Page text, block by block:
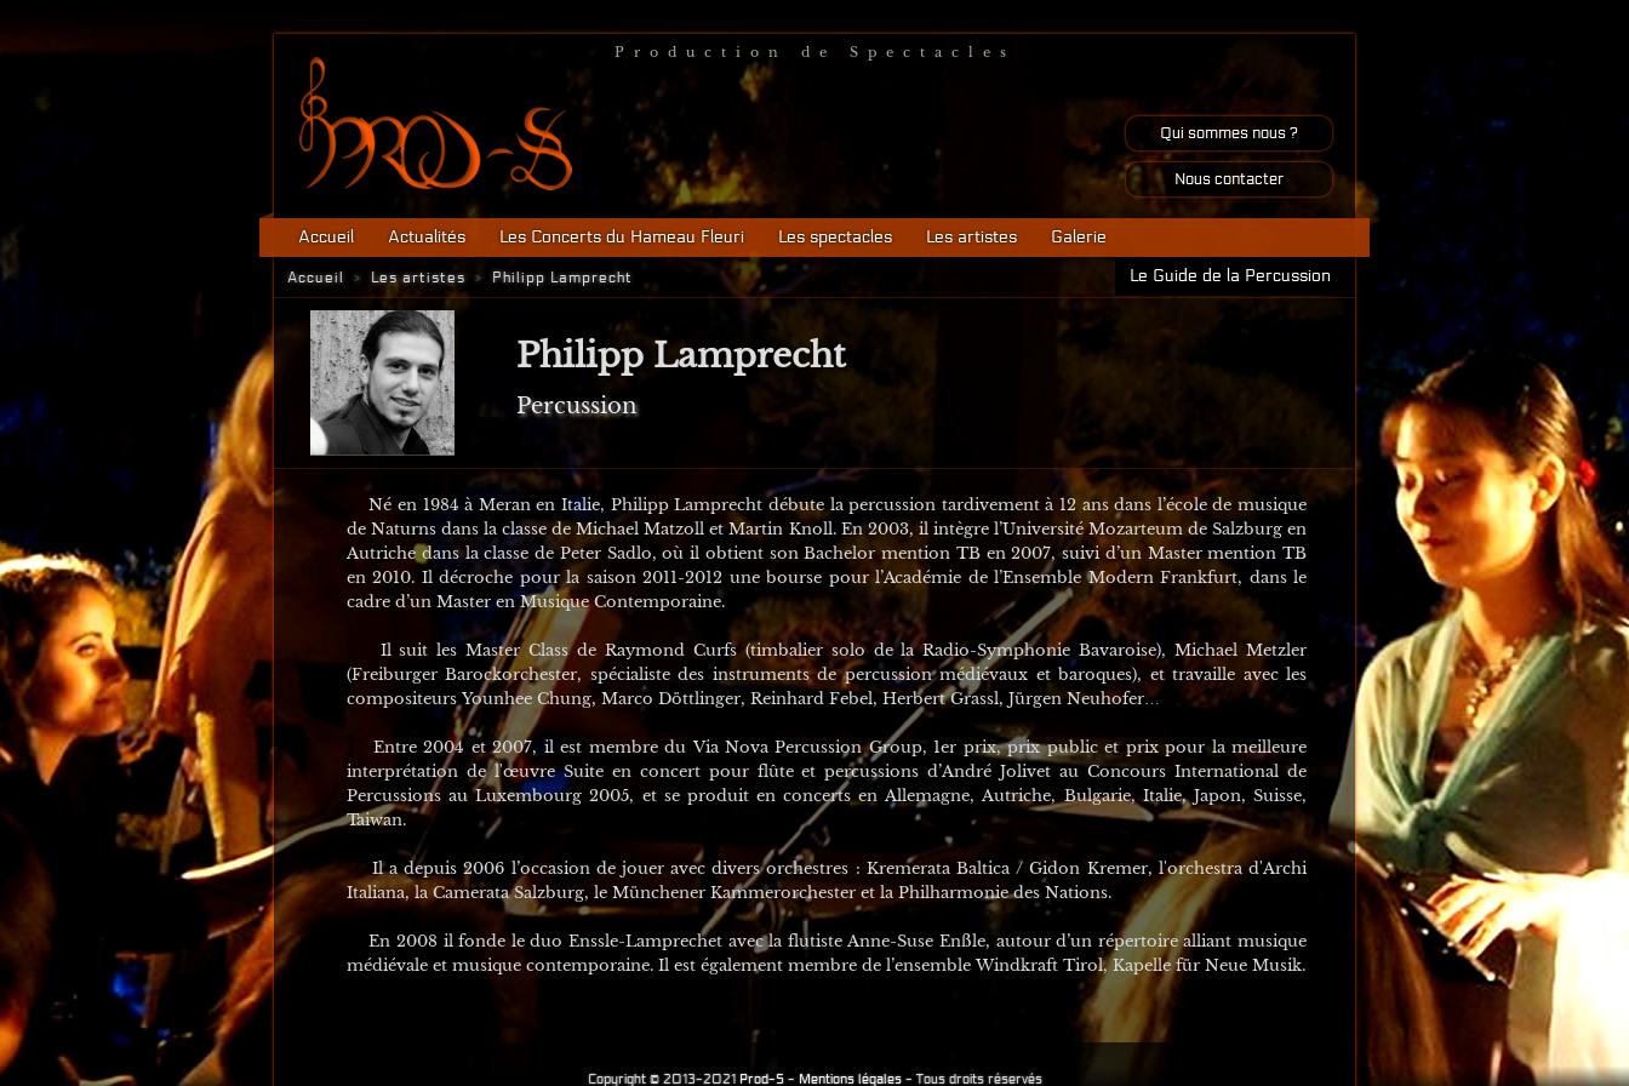
Production de Spectacles
Qui sommes nous ?
Nous contacter
Accueil Actualités Les Concerts du Hameau Fleuri Les spectacles Les artistes
Galerie
Le Guide de la Percussion
Accueil > Les artistes > Philipp Lamprecht
Philipp Lamprecht
Percussion
Né en 1984 à Meran en Italie, Philipp Lamprecht débute la percussion tardivement à 12 ans dans l’école de musique
de Naturns dans la classe de Michael Matzoll et Martin Knoll. En 2003, il intègre l’Université Mozarteum de Salzburg en
Autriche dans la classe de Peter Sadlo, où il obtient son Bachelor mention TB en 2007, suivi d’un Master mention TB
en 2010. Il décroche pour la saison 2011-2012 une bourse pour l’Académie de l’Ensemble Modern Frankfurt, dans le
cadre d’un Master en Musique Contemporaine.
Il suit les Master Class de Raymond Curfs (timbalier solo de la Radio-Symphonie Bavaroise), Michael Metzler
(Freiburger Barockorchester, spécialiste des instruments de percussion médiévaux et baroques), et travaille avec les
compositeurs Younhee Chung, Marco Döttlinger, Reinhard Febel, Herbert Grassl, Jürgen Neuhofer…
Entre 2004 et 2007, il est membre du Via Nova Percussion Group, 1er prix, prix public et prix pour la meilleure
interprétation de l'œuvre Suite en concert pour flûte et percussions d’André Jolivet au Concours International de
Percussions au Luxembourg 2005, et se produit en concerts en Allemagne, Autriche, Bulgarie, Italie, Japon, Suisse,
Taiwan.
Il a depuis 2006 l’occasion de jouer avec divers orchestres : Kremerata Baltica / Gidon Kremer, l'orchestra d'Archi
Italiana, la Camerata Salzburg, le Münchener Kammerorchester et la Philharmonie des Nations.
En 2008 il fonde le duo Enssle-Lamprechet avec la flutiste Anne-Suse Enßle, autour d’un répertoire alliant musique
médiévale et musique contemporaine. Il est également membre de l’ensemble Windkraft Tirol, Kapelle für Neue Musik.
Copyright © 2013-2021 Prod-S - Mentions légales-Tous droits réservés